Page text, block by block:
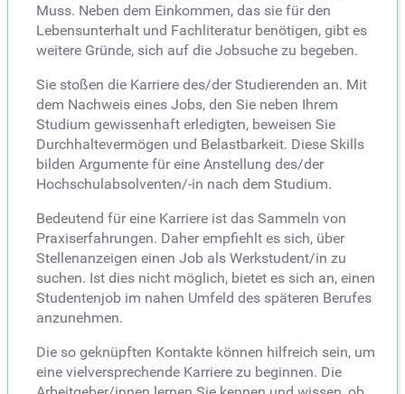
Muss. Neben dem Einkommen, das sie für den
Lebensunterhalt und Fachliteratur benötigen, gibt es
weitere Gründe, sich auf die Jobsuche zu begeben.
Sie stoßen die Karriere des/der Studierenden an. Mit
dem Nachweis eines Jobs, den Sie neben Ihrem
Studium gewissenhaft erledigten, beweisen Sie
Durchhaltevermögen und Belastbarkeit. Diese Skills
bilden Argumente für eine Anstellung des/der
Hochschulabsolventen/-in nach dem Studium.
Bedeutend für eine Karriere ist das Sammeln von
Praxiserfahrungen. Daher empfiehlt es sich, über
Stellenanzeigen einen Job als Werkstudent/in zu
suchen. Ist dies nicht möglich, bietet es sich an, einen
Studentenjob im nahen Umfeld des späteren Berufes
anzunehmen.
Die so geknüpften Kontakte können hilfreich sein, um
eine vielversprechende Karriere zu beginnen. Die